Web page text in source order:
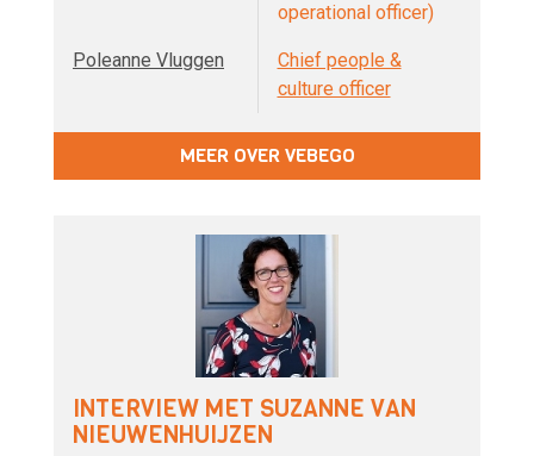
operational officer)
Poleanne Vluggen
Chief people &
culture officer
MEER OVER VEBEGO
INTERVIEW MET SUZANNE VAN
NIEUWENHUIJZEN